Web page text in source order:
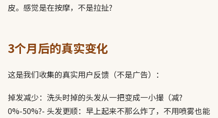
皮。感觉是在按摩，不是拉扯?
3个月后的真实变化
这是我们收集的真实用户反馈（不是广告）：
掉发减少：洗头时掉的头发从一把变成一小撮（减?
0%-50%?- 头发更顺：早上起来不那么炸了，不用喷雾也能